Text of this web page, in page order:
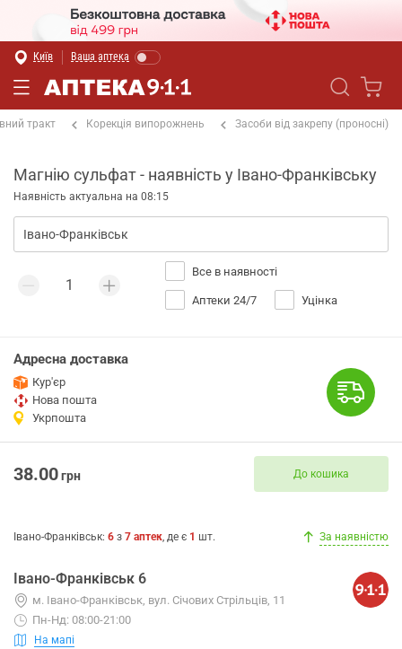
Київ Ваша аптека
тракт Корекція випорожнень Засоби від закрепу (проносні)
Магнію сульфат - наявність у Івано-Франківську
Наявність актуальна на 08:15
Все в наявності
Аптеки 24/7 Уцінка
Адресна доставка
Кур'єр
Нова пошта
Укрпошта
38.00грн До кошика
Івано-Франківськ: 6 з 7 аптек, де є 1 шт. За наявністю
Івано-Франківськ 6
м. Івано-Франківськ, вул. Січових Стрільців, 11
Пн-Нд: 08:00-21:00
На мапі